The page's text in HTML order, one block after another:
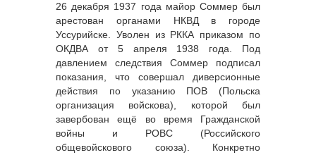
26 декабря 1937 года майор Соммер был
арестован органами НКВД в городе
Уссурийске. Уволен из РККА приказом по
ОКДВА от 5 апреля 1938 года. Под
давлением следствия Соммер подписал
показания, что совершал диверсионные
действия по указанию ПОВ (Польска
организация войскова), которой был
завербован ещё во время Гражданской
войны и РОВС (Российского
общевойскового союза). Конкретно